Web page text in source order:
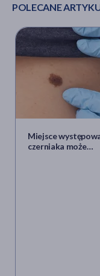
prevention and
(11) 2020.
Kingsland J.,
prevent asthma?
https://
eating-a-
POLECANE
Miejsce
czerniaka może